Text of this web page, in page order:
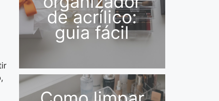
de acrílico:
guia fácil